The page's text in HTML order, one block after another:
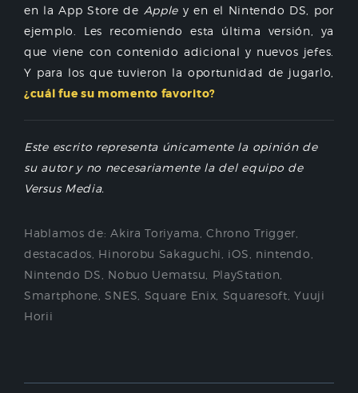
en la App Store de Apple y en el Nintendo DS, por
ejemplo. Les recomiendo esta última versión, ya
que viene con contenido adicional y nuevos jefes.
Y para los que tuvieron la oportunidad de jugarlo,
¿cuál fue su momento favorito?
Este escrito representa únicamente la opinión de
su autor y no necesariamente la del equipo de
Versus Media.
Hablamos de:Akira Toriyama ,Chrono Trigger
destacados Hinorobu Sakaguchi iOS nintendo
Nintendo DS
Nobuo Uematsu PlayStation
Smartphone ,SNES Square Enix Squaresoft ,Yuuji
Horii